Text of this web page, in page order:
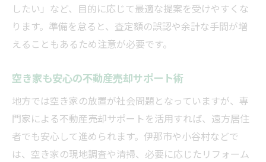
不動産売却で高く売るための工夫と準備
物件特性に応じた不動産売却戦略の選び方
効率的なデリバリー活用で負担軽減を実現
方
デリバリーで不動産売却の手続きを効率化
忙しい方も安心の不動産売却サポート活用
したい」など、目的に応じて最適な提案を受けやすくな
ります。準備を怠ると、査定額の誤認や余計な手間が増
えることもあるため注意が必要です。
空き家も安心の不動産売却サポート術
地方では空き家の放置が社会問題となっていますが、専
門家による不動産売却サポートを活用すれば、遠方居住
者でも安心して進められます。伊那市や小谷村などで
は、空き家の現地調査や清掃、必要に応じたリフォーム